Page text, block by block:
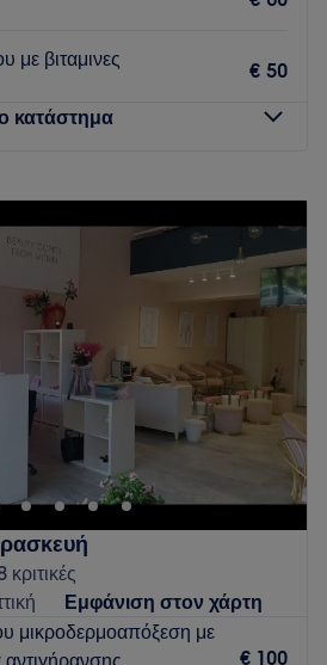
βιταμινες
€ 50
κατάστημα
10:00– 20:00
10:00–20:00
10:00–20:00
Παρακευή στο Κοντοπευκο ,
1 όροφος , είμαστε 22 χρόνια
την επωνυμία beauty nail spa ,
χώρος που τα μέλη μας
τους , οι παροχές μας είναι κατ
καταπληκτικές , και στόχος μας
μέσα από τα αποτελέσματα και
Go to venue
κριτικές
Εμφάνιση στον χάρτη
μικροδερμοαπόξεση με
αντιγήρανσης
€ 100